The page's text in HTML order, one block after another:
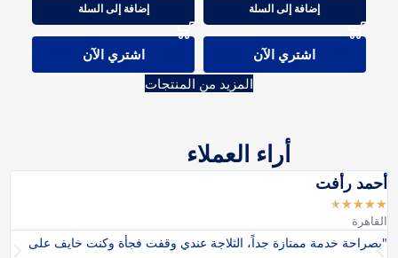
إضافة إلى السلة
اشتري الآن
إضافة إلى السلة
اشتري الآن
المزيد من المنتجات
أراء العملاء
أحمد رأفت
★
★
★
★
★
القاهرة
"بصراحة خدمة ممتازة جداً، الثلاجة عندي وقفت فجأة وكنت خايف على